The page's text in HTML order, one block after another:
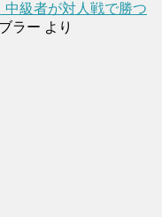
中級者が対人戦で勝つ
ラー より